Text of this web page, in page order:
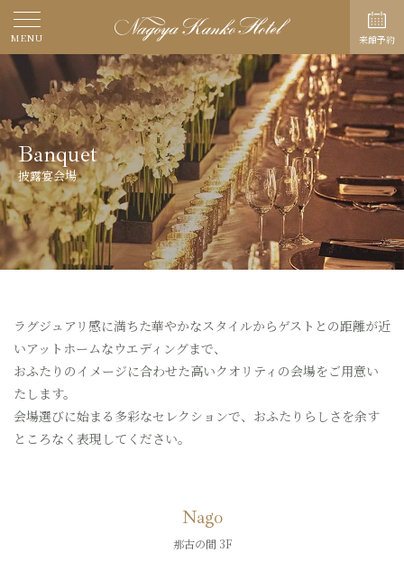
MENU 来館予約
Banquet
披露宴会場
ラグジュアリ感に満ちた華やかなスタイルからゲストとの距離が近
いアットホームなウエディングまで、
おふたりのイメージに合わせた高いクオリティの会場をご用意い
たします。
会場選びに始まる多彩なセレクションで、おふたりらしさを余す
ところなく表現してください。
Nago
那古の間 3F